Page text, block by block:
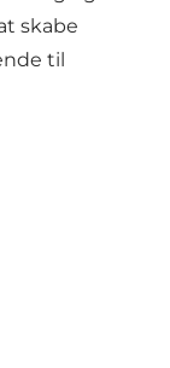
skabe
til